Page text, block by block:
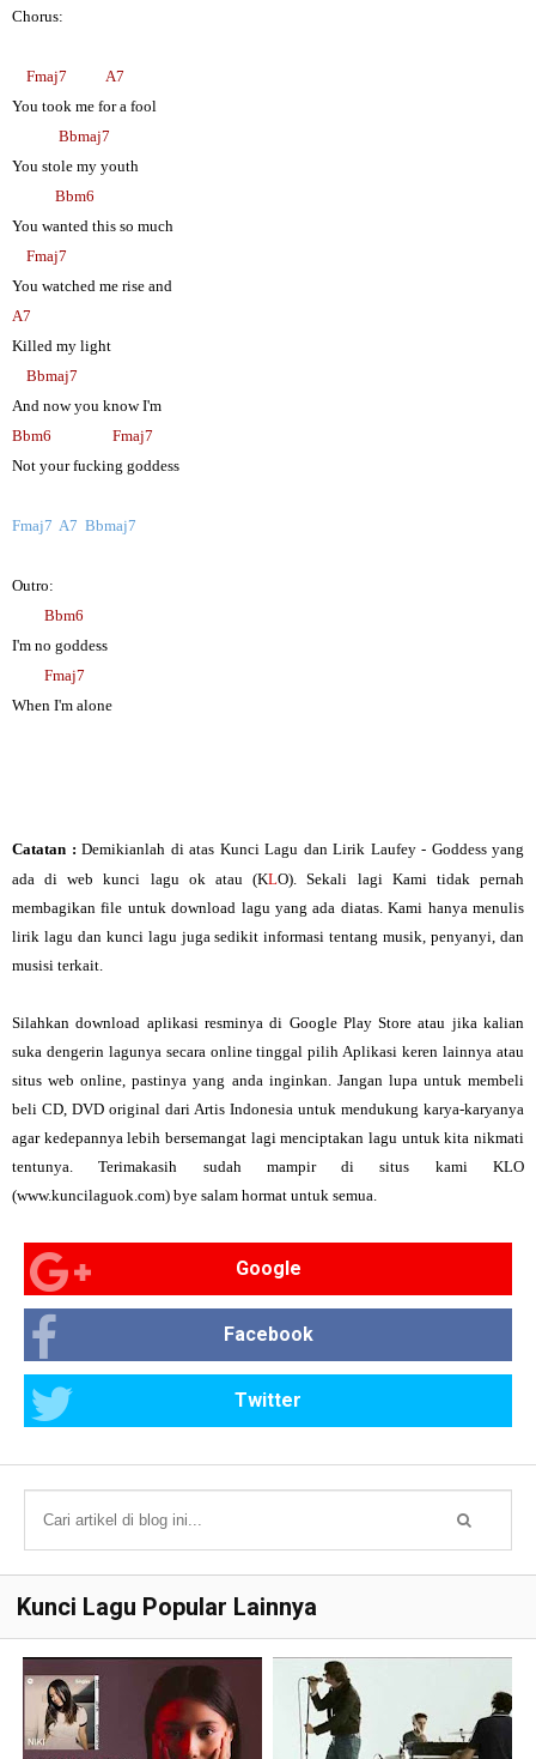
Chorus:
Fmaj7
A7
You took me for a fool
Bbmaj7
You stole my youth
Bbm6
You wanted this so much
Fmaj7
You watched me rise and
A7
Killed my light
Bbmaj7
And now you know I'm
Bbm6
Fmaj7
Not your fucking goddess
Fmaj7 A7 Bbmaj7
Outro:
Bbm6
I'm no goddess
Fmaj7
When I'm alone
Catatan : Demikianlah di atas Kunci Lagu dan Lirik Laufey - Goddess yang
ada di web kunci lagu ok atau (KLO). Sekali lagi Kami tidak pernah
membagikan file untuk download lagu yang ada diatas. Kami hanya menulis
lirik lagu dan kunci lagu juga sedikit informasi tentang musik, penyanyi, dan
musisi terkait.
Silahkan download aplikasi resminya di Google Play Store atau jika kalian
suka dengerin lagunya secara online tinggal pilih Aplikasi keren lainnya atau
situs web online, pastinya yang anda inginkan. Jangan lupa untuk membeli
beli CD, DVD original dari Artis Indonesia untuk mendukung karya-karyanya
agar kedepannya lebih bersemangat lagi menciptakan lagu untuk kita nikmati
tentunya. Terimakasih sudah mampir di situs kami KLO
(www.kuncilaguok.com) bye salam hormat untuk semua.
Google
Facebook
Twitter
Kunci Lagu Popular Lainnya